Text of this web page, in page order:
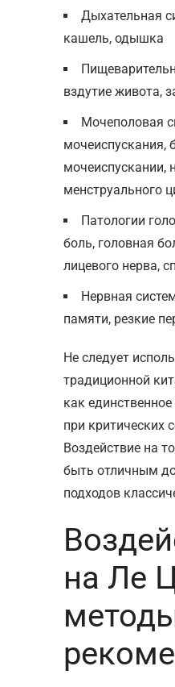
Дыхательная
кашель, одышка
вздутие живота,
Мочеполовая
мочеиспускания,
мочеиспускании,
менструального
Патологии
боль, головная
лицевого нерва,
Нервная
памяти, резкие
Не следует
традиционной
как
при критических
Воздействие на
быть отличным
подходов
на Ле